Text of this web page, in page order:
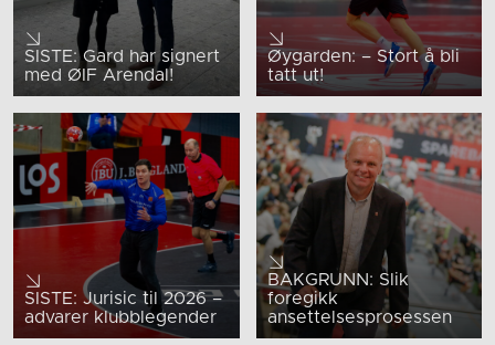
SISTE: Gard har signert
med ØIF Arendal!
Øygarden: – Stort å bli
tatt ut!
SISTE: Jurisic til 2026 –
advarer klubblegender
BAKGRUNN: Slik
foregikk
ansettelsesprosessen